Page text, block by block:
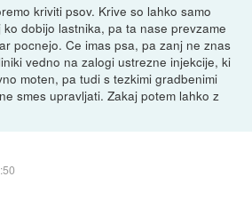
kriviti psov. Krive so lahko samo
dobijo lastnika, pa ta nase prevzame
pocnejo. Ce imas psa, pa zanj ne znas
vedno na zalogi ustrezne injekcije, ki
moten, pa tudi s tezkimi gradbenimi
smes upravljati. Zakaj potem lahko z